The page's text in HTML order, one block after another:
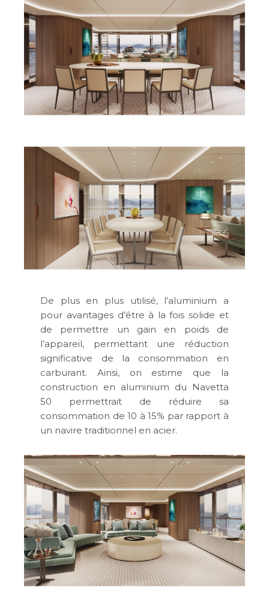
De plus en plus utilisé, l’aluminium a
pour avantages d’être à la fois solide et
de permettre un gain en poids de
l’appareil, permettant une réduction
significative de la consommation en
carburant. Ainsi, on estime que la
construction en aluminium du Navetta
50 permettrait de réduire sa
consommation de 10 à 15% par rapport à
un navire traditionnel en acier.